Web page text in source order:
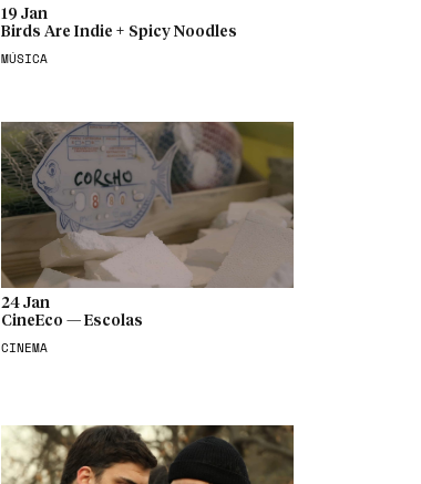
19 Jan
Birds Are Indie + Spicy Noodles
MÚSICA
24 Jan
CineEco — Escolas
CINEMA